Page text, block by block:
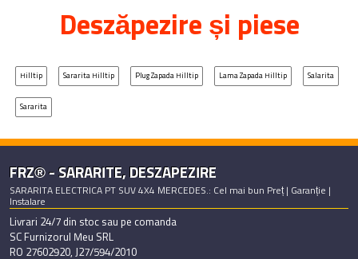
Deszăpezire și piese
Hilltip Sararita Hilltip Plug Zapada Hilltip Lama Zapada Hilltip Salarita
Sararita
FRZ® - SARARITE, DESZAPEZIRE
SARARITA ELECTRICA PT SUV 4X4 MERCEDES.: Cel mai bun Preț | Garanție |
Instalare
Livrari 24/7 din stoc sau pe comanda
SC Furnizorul Meu SRL
RO 27602920, J27/594/2010